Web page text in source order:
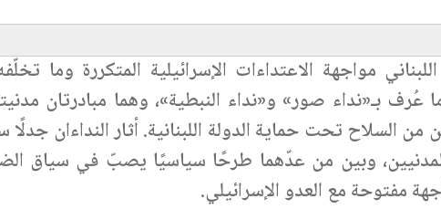
مواجهة الاعتداءات الإسرائيلية المتكررة وما
واسع، برز خلال أيار 2026 ما عُرف بـ«نداء صور» و«نداء النبطية»، وهما
السلاح تحت حماية الدولة اللبنانية. أثار النداءان جدلًا
وبين من عدّهما طرحًا سياسيًا يصبّ في سياق
مفتوحة مع العدو الإسرائيلي.